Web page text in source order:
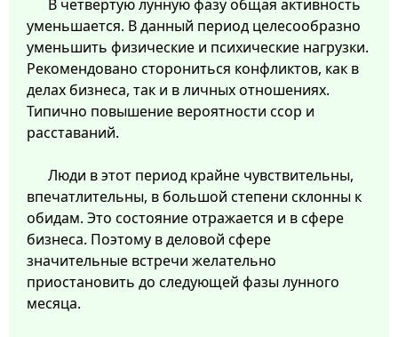
В четвертую лунную фазу общая активность
уменьшается. В данный период целесообразно
уменьшить физические и психические нагрузки.
Рекомендовано сторониться конфликтов, как в
делах бизнеса, так и в личных отношениях.
Типично повышение вероятности ссор и
расставаний.
Люди в этот период крайне чувствительны,
впечатлительны, в большой степени склонны к
обидам. Это состояние отражается и в сфере
бизнеса. Поэтому в деловой сфере
значительные встречи желательно
приостановить до следующей фазы лунного
месяца.